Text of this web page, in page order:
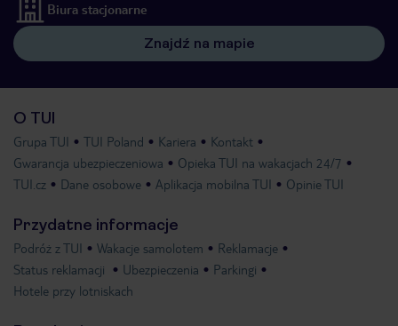
Biura stacjonarne
Znajdź na mapie
O TUI
Grupa TUI TUI Poland Kariera
Kontakt
Gwarancja ubezpieczeniowa
Opieka TUI na wakacjach 24/7
TUI.cz
Dane osobowe Aplikacja mobilna TUI Opinie TUI
Przydatne informacje
Podróż z TUI Wakacje samolotem
Reklamacje
Status reklamacji
Ubezpieczenia
Parkingi
Hotele przy lotniskach